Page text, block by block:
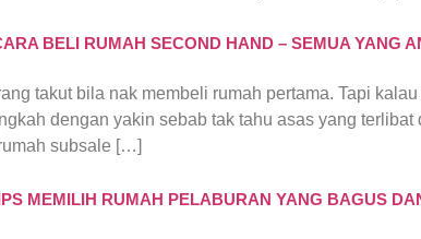
BELI RUMAH SECOND HAND – SEMUA YANG
takut bila nak membeli rumah pertama. Tapi
dengan yakin sebab tak tahu asas yang
subsale […]
MEMILIH RUMAH PELABURAN YANG BAGUS